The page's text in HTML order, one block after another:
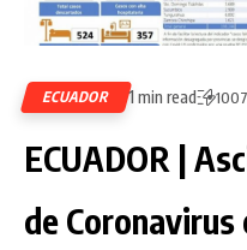
ECUADOR 1 min read 1007
ECUADOR |
de Coronavirus